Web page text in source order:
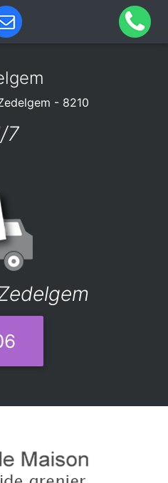
- 8210
7